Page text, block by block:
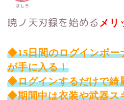
ましろ
暁ノ天刃録を始める メリ
◆15日間のログインボー
が手に入る！
◆ログインするだけで綺
◆期間中は衣装や武器ス